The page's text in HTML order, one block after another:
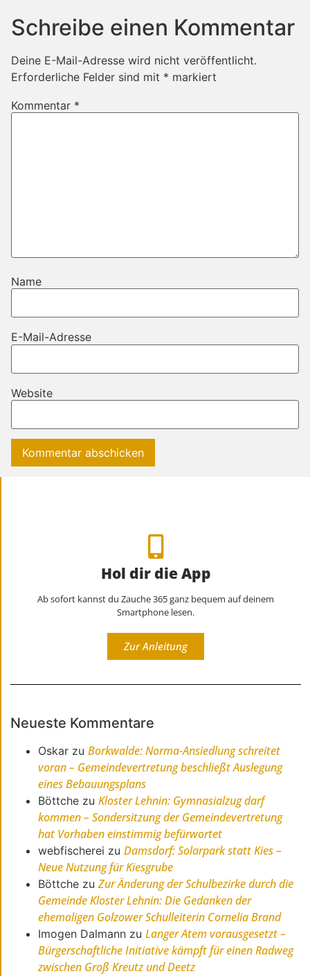
Schreibe einen Kommentar
Deine E-Mail-Adresse wird nicht veröffentlicht.
Erforderliche Felder sind mit * markiert
Kommentar *
Name
E-Mail-Adresse
Website
Hol dir die App
Ab sofort kannst du Zauche 365 ganz bequem auf deinem
Smartphone lesen.
Zur Anleitung
Neueste Kommentare
Oskar zuBorkwalde: Norma-Ansiedlung schreitet
voran – Gemeindevertretung beschließt Auslegung
eines Bebauungsplans
Böttche zuKloster Lehnin: Gymnasialzug darf
kommen – Sondersitzung der Gemeindevertretung
hat Vorhaben einstimmig befürwortet
webfischerei zuDamsdorf: Solarpark statt Kies –
Neue Nutzung für Kiesgrube
Böttche zuZur Änderung der Schulbezirke durch die
Gemeinde Kloster Lehnin: Die Gedanken der
ehemaligen Golzower Schulleiterin Cornelia Brand
Imogen Dalmann zuLanger Atem vorausgesetzt –
Bürgerschaftliche Initiative kämpft für einen Radweg
zwischen Groß Kreutz und Deetz